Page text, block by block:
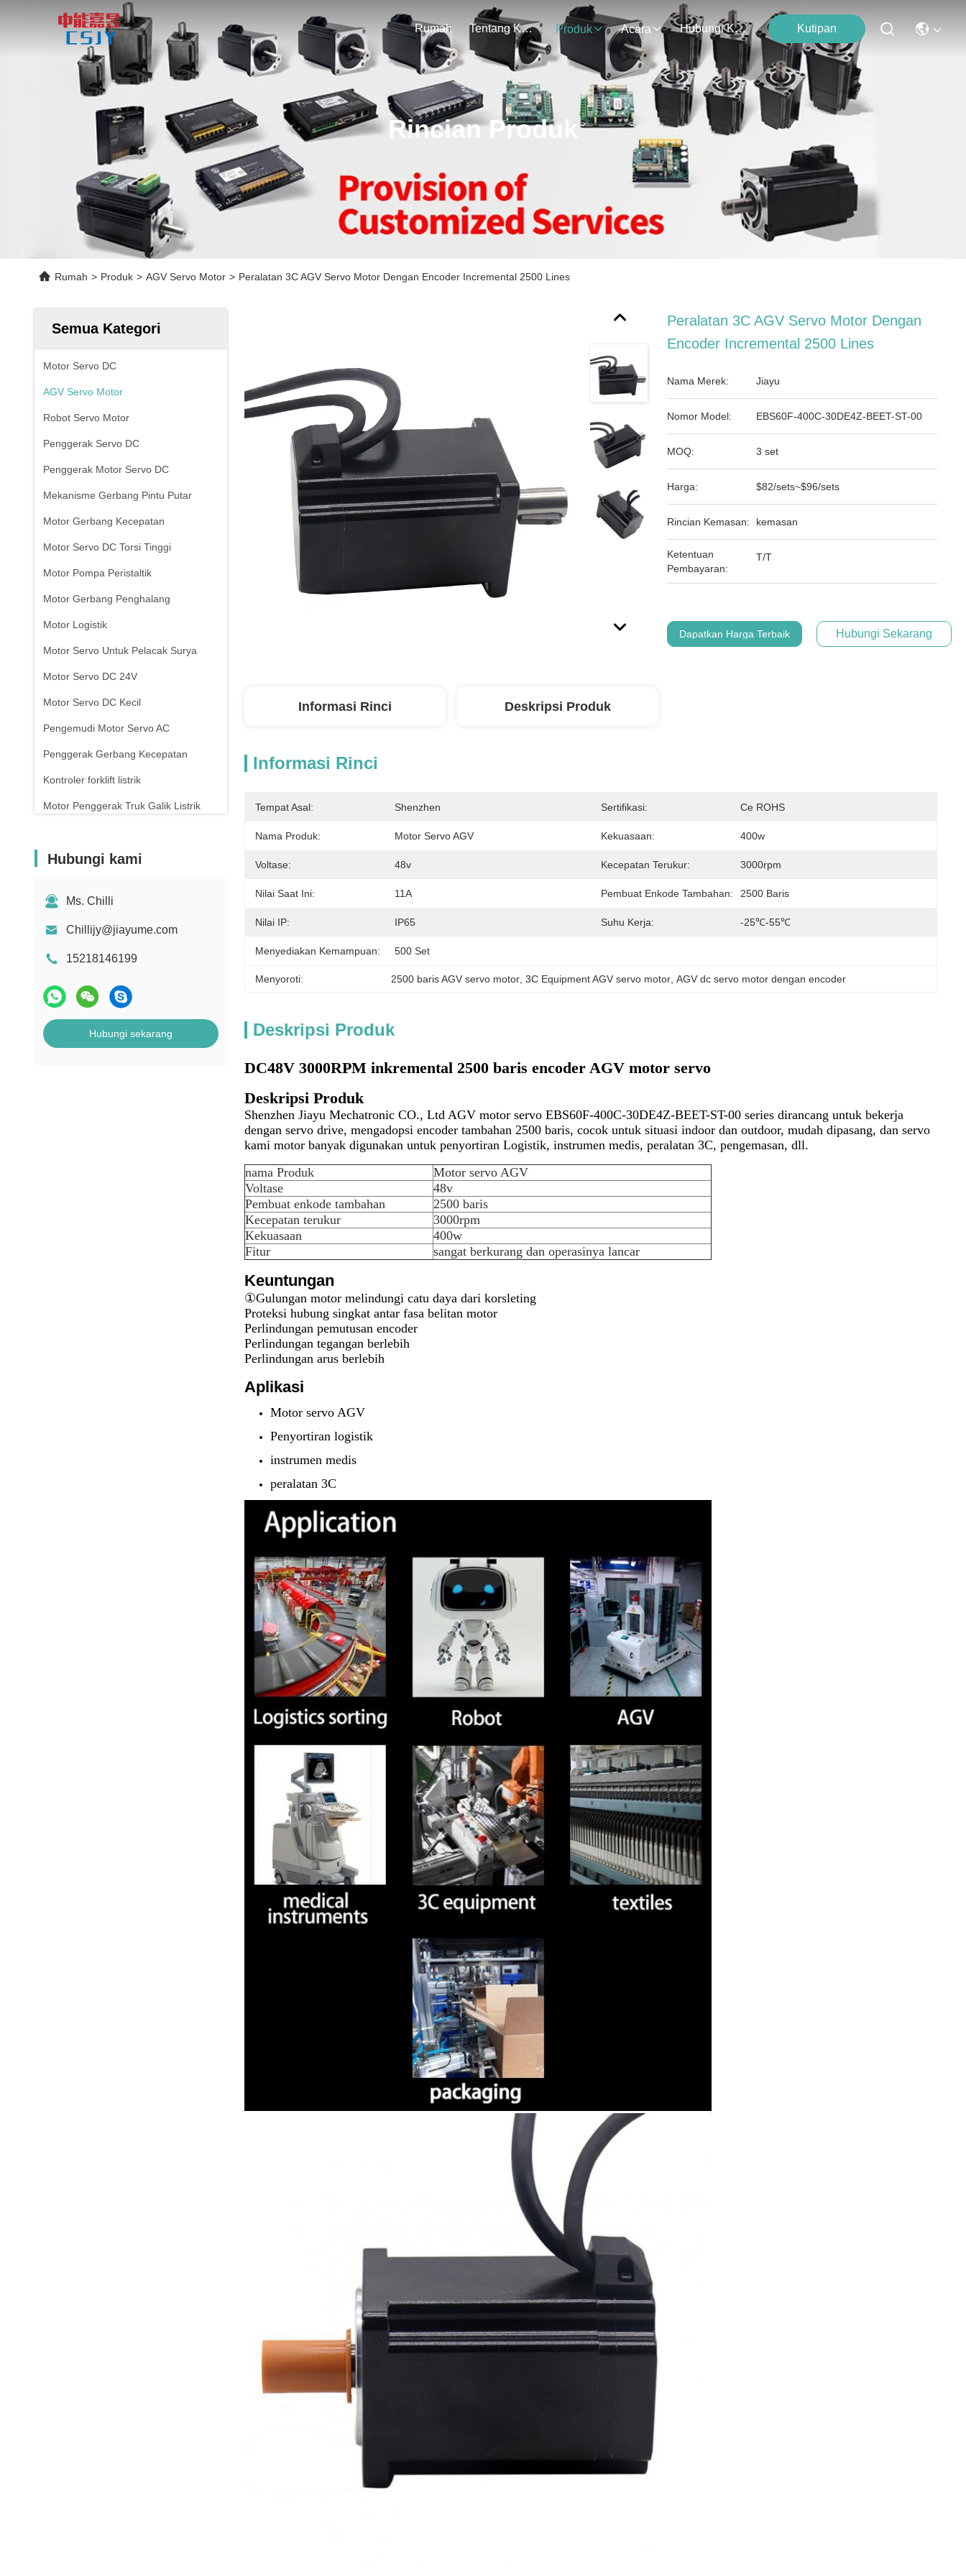
Rumah Tentang Kami Produk Acara Hubungi Kami Kutipan
Rincian Produk
Rumah > Produk > AGV Servo Motor > Peralatan 3C AGV Servo Motor Dengan Encoder Incremental 2500 Lines
Semua Kategori
Motor Servo DC
AGV Servo Motor
Robot Servo Motor
Penggerak Servo DC
Penggerak Motor Servo DC
Mekanisme Gerbang Pintu Putar
Motor Gerbang Kecepatan
Motor Servo DC Torsi Tinggi
Motor Pompa Peristaltik
Motor Gerbang Penghalang
Motor Logistik
Motor Servo Untuk Pelacak Surya
Motor Servo DC 24V
Motor Servo DC Kecil
Pengemudi Motor Servo AC
Penggerak Gerbang Kecepatan
Kontroler forklift listrik
Motor Penggerak Truk Galik Listrik
Hubungi kami
Ms. Chilli
Chillijy@jiayume.com
15218146199
Hubungi sekarang
Peralatan 3C AGV Servo Motor Dengan
Encoder Incremental 2500 Lines
Nama Merek: Jiayu
Nomor Model: EBS60F-400C-30DE4Z-BEET-ST-00
MOQ: 3 set
Harga: $82/sets~$96/sets
Rincian Kemasan: kemasan
Ketentuan
Pembayaran:
T/T
Dapatkan Harga Terbaik Hubungi Sekarang
Informasi Rinci Deskripsi Produk
Informasi Rinci
Tempat Asal: Shenzhen Sertifikasi: Ce ROHS
Nama Produk: Motor Servo AGV Kekuasaan: 400w
Voltase: 48v Kecepatan Terukur: 3000rpm
Nilai Saat Ini: 11A Pembuat Enkode Tambahan: 2500 Baris
Nilai IP: IP65 Suhu Kerja: -25℃-55℃
Menyediakan Kemampuan: 500 Set
Menyoroti: 2500 baris AGV servo motor, 3C Equipment AGV servo motor, AGV dc servo motor dengan encoder
Deskripsi Produk
DC48V 3000RPM inkremental 2500 baris encoder AGV motor servo
Deskripsi Produk
Shenzhen Jiayu Mechatronic CO., Ltd AGV motor servo EBS60F-400C-30DE4Z-BEET-ST-00 series dirancang untuk bekerja
dengan servo drive, mengadopsi encoder tambahan 2500 baris, cocok untuk situasi indoor dan outdoor, mudah dipasang, dan servo
kami motor banyak digunakan untuk penyortiran Logistik, instrumen medis, peralatan 3C, pengemasan, dll.
nama Produk
Motor servo AGV
Voltase
48v
Pembuat enkode tambahan
2500 baris
Kecepatan terukur
3000rpm
Kekuasaan
400w
Fitur
sangat berkurang dan operasinya lancar
Keuntungan
①Gulungan motor melindungi catu daya dari korsleting
Proteksi hubung singkat antar fasa belitan motor
Perlindungan pemutusan encoder
Perlindungan tegangan berlebih
Perlindungan arus berlebih
Aplikasi
Motor servo AGV
Penyortiran logistik
instrumen medis
peralatan 3C